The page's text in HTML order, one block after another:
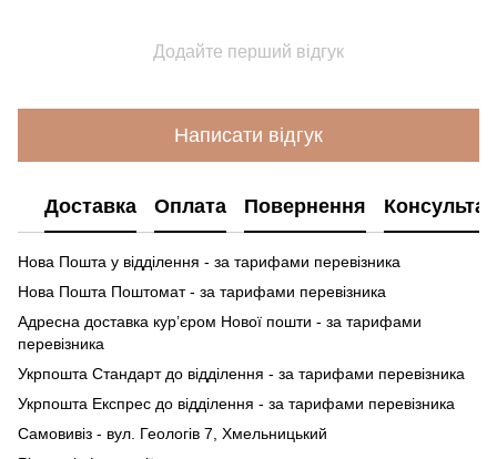
Додайте перший відгук
Написати відгук
Доставка Оплата Повернення
Нова Пошта у відділення - за тарифами перевізника
Нова Пошта Поштомат - за тарифами перевізника
Адресна доставка кур’єром Нової пошти - за тарифами
перевізника
Укрпошта Стандарт до відділення - за тарифами перевізника
Укрпошта Експрес до відділення - за тарифами перевізника
Самовивіз - вул. Геологів 7, Хмельницький